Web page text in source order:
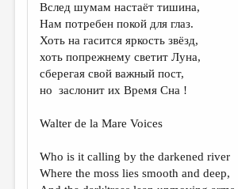
КОЛОНКА РЕДАКТОРА
РЕДКОЛЛЕГИЯ
ОТ РЕДАКЦИИ
МАЛАЯ ПРОЗА
ЭССЕИСТИКА
ЛИТЕРАТУРОВЕДЕНИЕ
КУЛЬТУРОВЕДЕНИЕ
Вслед шумам настаёт тишина,
Нам потребен покой для глаз.
Хоть на гасится яркость звёзд,
хоть попрежнему светит Луна,
сберегая свой важный пост,
но заслонит их Время Сна !
Walter de la Mare Voices
Who is it calling by the darkened river
Where the moss lies smooth and deep,